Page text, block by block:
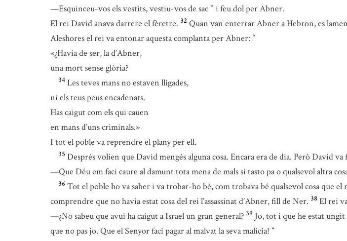
—Esquinceu-vos els vestits, vestiu-vos de sac * i feu dol per Abner.
El rei David anava darrere el fèretre. 32 Quan van enterrar Abner a Hebron, es
Aleshores el rei va entonar aquesta complanta per Abner: *
«¿Havia de ser, la d’Abner,
una mort sense glòria?
34 Les teves mans no estaven lligades,
ni els teus peus encadenats.
Has caigut com els qui cauen
en mans d’uns criminals.»
I tot el poble va reprendre el plany per ell.
35 Després volien que David mengés alguna cosa. Encara era de dia. Però David
—Que Déu em faci caure al damunt tota mena de mals si tasto pa o qualsevol altra
36 Tot el poble ho va saber i va trobar-ho bé, com trobava bé qualsevol cosa que el
comprendre que no havia estat cosa del rei l’assassinat d’Abner, fill de Ner. 38 El rei
—¿No sabeu que avui ha caigut a Israel un gran general? 39 Jo, tot i que he estat
que no pas jo. Que el Senyor faci pagar al malvat la seva malícia! *